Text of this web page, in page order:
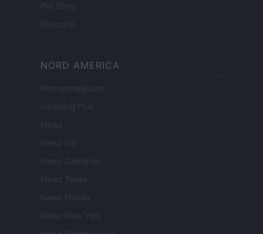
Pet Story
Encocina
NORD AMERICA
Womanmagazine
Investing Plus
Newz
Newz US
Newz California
Newz Texas
Newz Florida
Newz New York